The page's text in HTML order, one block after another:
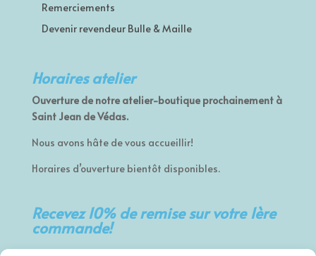
Remerciements
Devenir revendeur Bulle & Maille
Horaires atelier
Ouverture de notre atelier-boutique prochainement à
Saint Jean de Védas.
Nous avons hâte de vous accueillir!
Horaires d’ouverture bientôt disponibles.
Recevez 10% de remise sur votre 1ère
commande!